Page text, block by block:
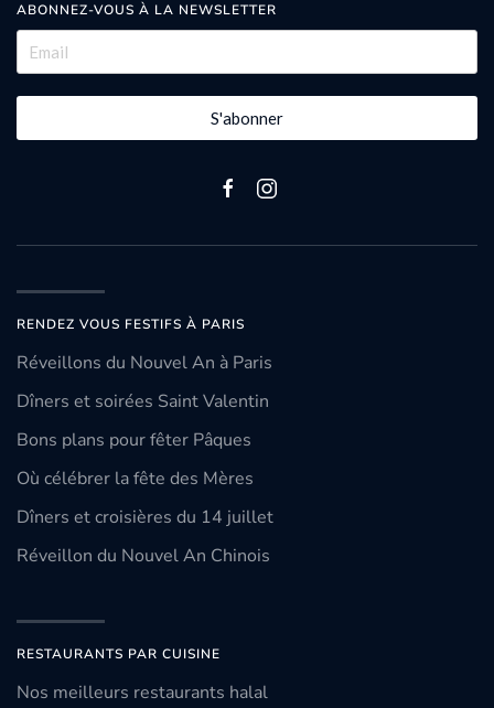
ABONNEZ-VOUS À LA NEWSLETTER
S'abonner
RENDEZ VOUS FESTIFS À PARIS
Réveillons du Nouvel An à Paris
Dîners et soirées Saint Valentin
Bons plans pour fêter Pâques
Où célébrer la fête des Mères
Dîners et croisières du 14 juillet
Réveillon du Nouvel An Chinois
RESTAURANTS PAR CUISINE
Nos meilleurs restaurants halal